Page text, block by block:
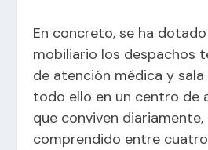
En concreto, se ha
mobiliario los despachos
de atención médica y
todo ello en un centro de
que conviven
comprendido entre